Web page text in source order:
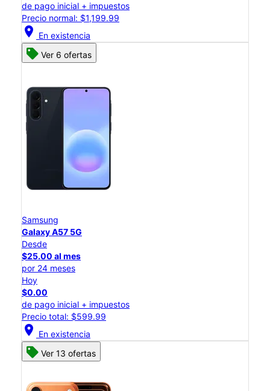
de pago inicial + impuestos
Precio normal: $1,199.99
location_on En existencia
Ver 6 ofertas
Samsung
Galaxy A57 5G
Desde
$25.00 al mes
por 24 meses
Hoy
$0.00
de pago inicial + impuestos
Precio total: $599.99
location_on En existencia
Ver 13 ofertas